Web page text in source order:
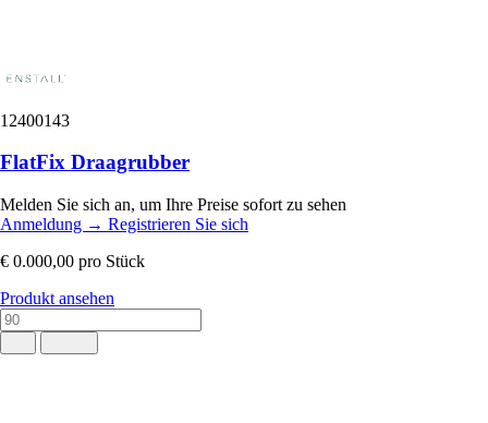
12400143
FlatFix Draagrubber
Melden Sie sich an, um Ihre Preise sofort zu sehen
Anmeldung → Registrieren Sie sich
€ 0.000,00 pro Stück
Produkt ansehen